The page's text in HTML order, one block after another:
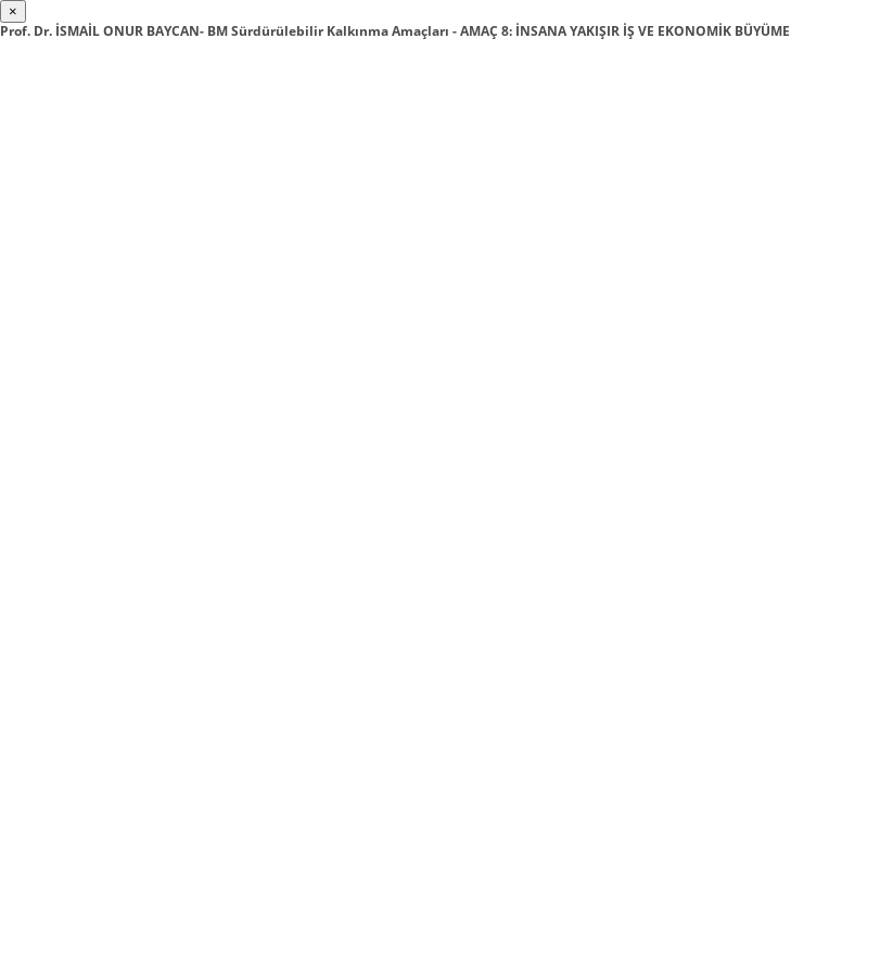
×
Prof. Dr. İSMAİL ONUR BAYCAN- BM Sürdürülebilir Kalkınma Amaçları - AMAÇ 8: İNSANA YAKIŞIR İŞ VE EKONOMİK BÜYÜME